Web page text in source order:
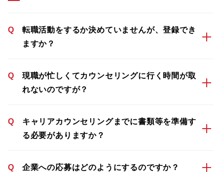
Q
転職活動をするか決めていませんが、登録でき
ますか？
Q
現職が忙しくてカウンセリングに行く時間が取
れないのですが？
Q
キャリアカウンセリングまでに書類等を準備す
る必要がありますか？
Q 企業への応募はどのようにするのですか？